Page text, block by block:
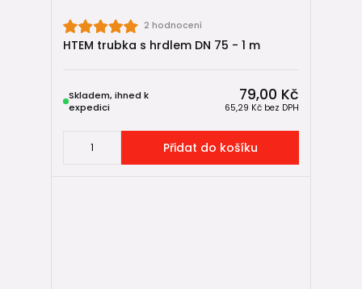
2 hodnocení
HTEM trubka s hrdlem DN 75 - 1 m
79,00 Kč
65,29 Kč bez DPH
Skladem, ihned k
expedici
Přidat do košíku